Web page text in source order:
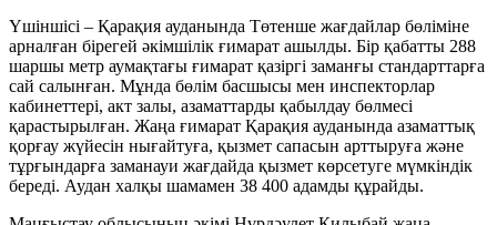
Үшіншісі – Қарақия ауданында Төтенше жағдайлар бөліміне
арналған бірегей әкімшілік ғимарат ашылды. Бір қабатты 288
шаршы метр аумақтағы ғимарат қазіргі заманғы стандарттарға
сай салынған. Мұнда бөлім басшысы мен инспекторлар
кабинеттері, акт залы, азаматтарды қабылдау бөлмесі
қарастырылған. Жаңа ғимарат Қарақия ауданында азаматтық
қорғау жүйесін нығайтуға, қызмет сапасын арттыруға және
тұрғындарға заманауи жағдайда қызмет көрсетуге мүмкіндік
береді. Аудан халқы шамамен 38 400 адамды құрайды.